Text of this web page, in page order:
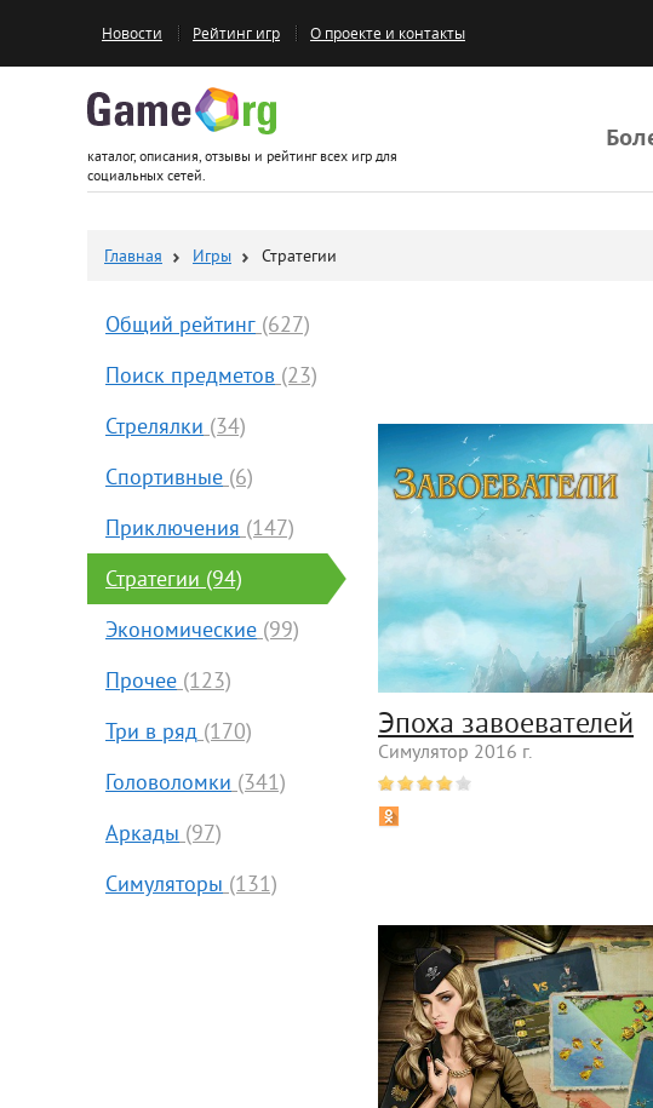
Новости Рейтинг игр О проекте и контакты
каталог, описания, отзывы и рейтинг всех игр для
социальных сетей.
Главная Игры Стратегии
Общий рейтинг(627)
Поиск предметов(23)
Стрелялки(34)
Спортивные(6)
Приключения(147)
Стратегии(94)
Экономические(99)
Прочее(123)
Три в ряд(170)
Головоломки(341)
Аркады(97)
Симуляторы(131)
Эпоха завоевателей
Симулятор 2016 г.